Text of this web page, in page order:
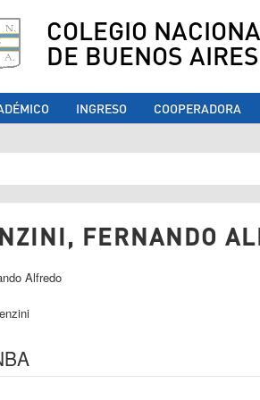
COLEGIO
DE BUENOS AIRES
INGRESO COOPERADORA
usted aquí
FERNANDO
Alfredo